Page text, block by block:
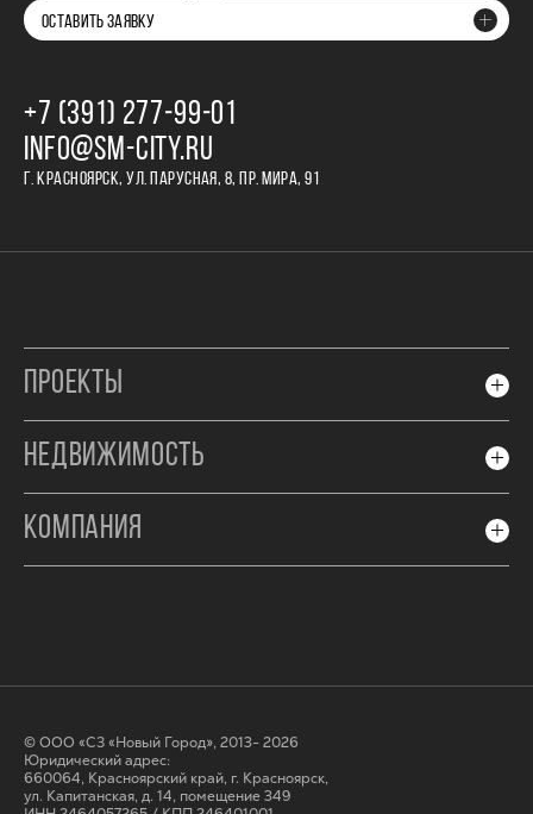
ОСТАВИТЬ ЗАЯВКУ
+7 (391) 277‒99‒01
INFO@SM-CITY.RU
Г. КРАСНОЯРСК, УЛ. ПАРУСНАЯ, 8, ПР. МИРА, 91
ПРОЕКТЫ
НЕДВИЖИМОСТЬ
КОМПАНИЯ
© ООО «СЗ «Новый Город», 2013- 2026
Юридический адрес:
660064, Красноярский край, г. Красноярск,
ул. Капитанская, д. 14, помещение 349